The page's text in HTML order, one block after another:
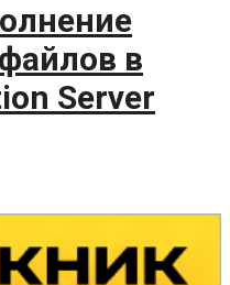
в
Server